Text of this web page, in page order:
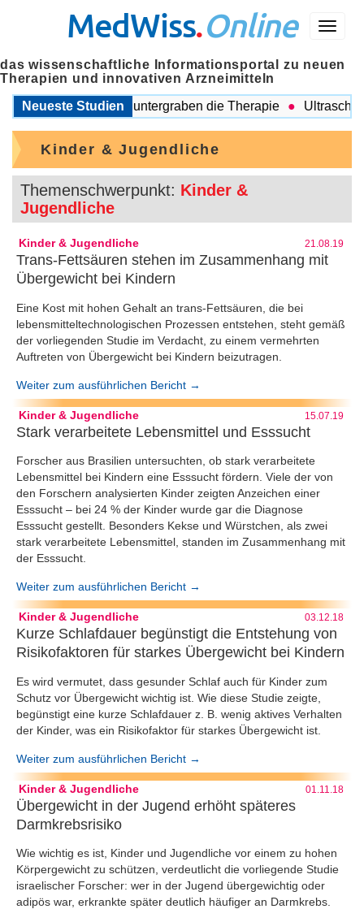
Menü
MedWiss.Online
das wissenschaftliche Informationsportal zu neuen
Therapien und innovativen Arzneimitteln
Neueste Studien
Probleme untergraben die Therapie Ultraschall
Kinder & Jugendliche
Themenschwerpunkt: Kinder &
Jugendliche
Kinder & Jugendliche 21.08.19
Trans-Fettsäuren stehen im Zusammenhang mit
Übergewicht bei Kindern
Eine Kost mit hohen Gehalt an trans-Fettsäuren, die bei
lebensmitteltechnologischen Prozessen entstehen, steht gemäß
der vorliegenden Studie im Verdacht, zu einem vermehrten
Auftreten von Übergewicht bei Kindern beizutragen.
Weiter zum ausführlichen Bericht →
Kinder & Jugendliche 15.07.19
Stark verarbeitete Lebensmittel und Esssucht
Forscher aus Brasilien untersuchten, ob stark verarbeitete
Lebensmittel bei Kindern eine Esssucht fördern. Viele der von
den Forschern analysierten Kinder zeigten Anzeichen einer
Esssucht – bei 24 % der Kinder wurde gar die Diagnose
Esssucht gestellt. Besonders Kekse und Würstchen, als zwei
stark verarbeitete Lebensmittel, standen im Zusammenhang mit
der Esssucht.
Weiter zum ausführlichen Bericht →
Kinder & Jugendliche 03.12.18
Kurze Schlafdauer begünstigt die Entstehung von
Risikofaktoren für starkes Übergewicht bei Kindern
Es wird vermutet, dass gesunder Schlaf auch für Kinder zum
Schutz vor Übergewicht wichtig ist. Wie diese Studie zeigte,
begünstigt eine kurze Schlafdauer z. B. wenig aktives Verhalten
der Kinder, was ein Risikofaktor für starkes Übergewicht ist.
Weiter zum ausführlichen Bericht →
Kinder & Jugendliche 01.11.18
Übergewicht in der Jugend erhöht späteres
Darmkrebsrisiko
Wie wichtig es ist, Kinder und Jugendliche vor einem zu hohen
Körpergewicht zu schützen, verdeutlicht die vorliegende Studie
israelischer Forscher: wer in der Jugend übergewichtig oder
adipös war, erkrankte später deutlich häufiger an Darmkrebs.